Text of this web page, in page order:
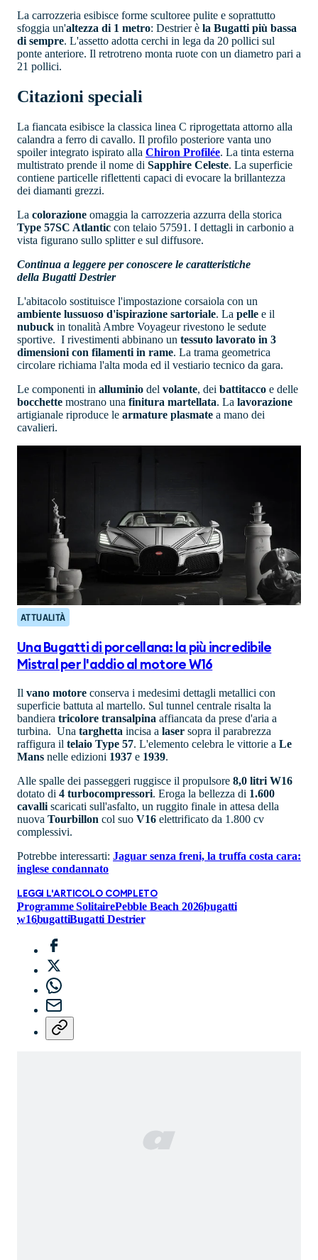
La carrozzeria esibisce forme scultoree pulite e soprattutto
sfoggia un'altezza di 1 metro: Destrier è la Bugatti più bassa
di sempre. L'assetto adotta cerchi in lega da 20 pollici sul
ponte anteriore. Il retrotreno monta ruote con un diametro pari a
21 pollici.
Citazioni speciali
La fiancata esibisce la classica linea C riprogettata attorno alla
calandra a ferro di cavallo. Il profilo posteriore vanta uno
spoiler integrato ispirato alla Chiron Profilée. La tinta esterna
multistrato prende il nome di Sapphire Celeste. La superficie
contiene particelle riflettenti capaci di evocare la brillantezza
dei diamanti grezzi.
La colorazione omaggia la carrozzeria azzurra della storica
Type 57SC Atlantic con telaio 57591. I dettagli in carbonio a
vista figurano sullo splitter e sul diffusore.
Continua a leggere per conoscere le caratteristiche
della Bugatti Destrier
L'abitacolo sostituisce l'impostazione corsaiola con un
ambiente lussuoso d'ispirazione sartoriale. La pelle e il
nubuck in tonalità Ambre Voyageur rivestono le sedute
sportive. I rivestimenti abbinano un tessuto lavorato in 3
dimensioni con filamenti in rame. La trama geometrica
circolare richiama l'alta moda ed il vestiario tecnico da gara.
Le componenti in alluminio del volante, dei battitacco e delle
bocchette mostrano una finitura martellata. La lavorazione
artigianale riproduce le armature plasmate a mano dei
cavalieri.
ATTUALITÀ
Una Bugatti di porcellana: la più incredibile
Mistral per l'addio al motore W16
Il vano motore conserva i medesimi dettagli metallici con
superficie battuta al martello. Sul tunnel centrale risalta la
bandiera tricolore transalpina affiancata da prese d'aria a
turbina. Una targhetta incisa a laser sopra il parabrezza
raffigura il telaio Type 57. L'elemento celebra le vittorie a Le
Mans nelle edizioni 1937 e 1939.
Alle spalle dei passeggeri ruggisce il propulsore 8,0 litri W16
dotato di 4 turbocompressori. Eroga la bellezza di 1.600
cavalliscaricati sull'asfalto, un ruggito finale in attesa della
nuova Tourbillon col suo V16 elettrificato da 1.800 cv
complessivi.
Potrebbe interessarti: Jaguar senza freni, la truffa costa cara:
inglese condannato
LEGGI L'ARTICOLO COMPLETO
Programme SolitairePebble Beach 2026bugatti
w16bugattiBugatti Destrier